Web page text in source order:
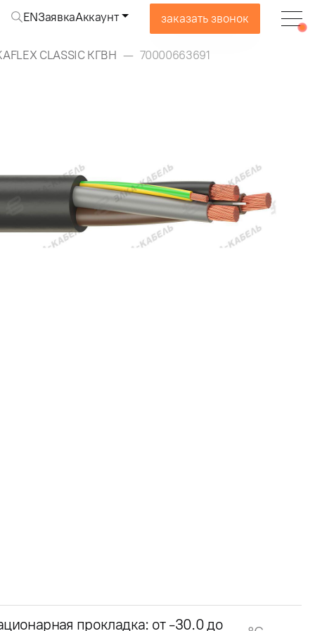
ENЗаявкаАккаунт заказать звонок
CLASSIC КГВН 70000663691
прокладка: от -30.0 до